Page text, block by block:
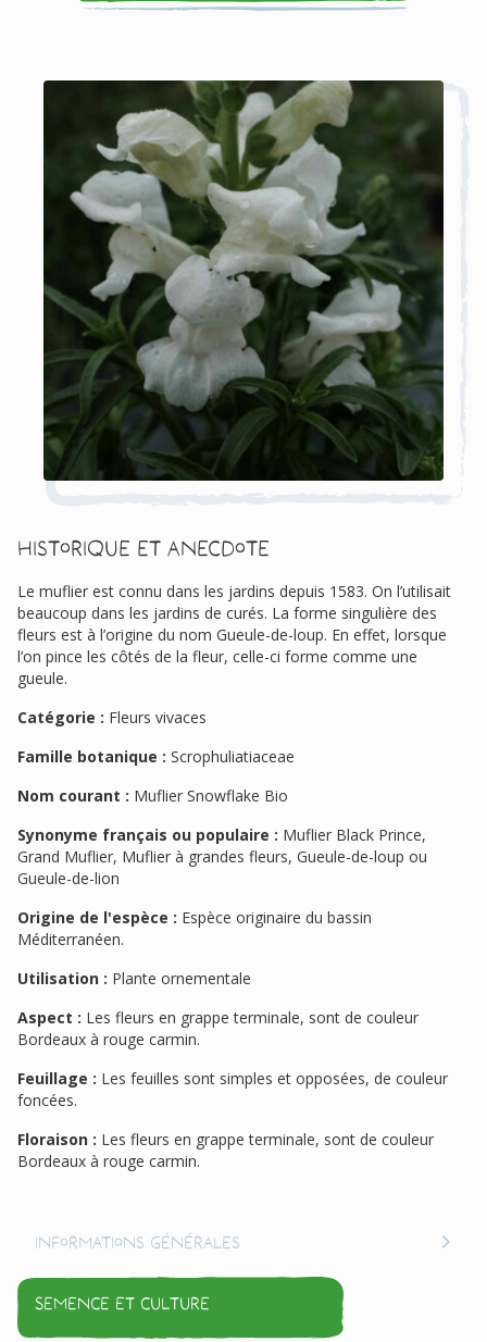
Historique et anecdote
Le muflier est connu dans les jardins depuis 1583. On l’utilisait
beaucoup dans les jardins de curés. La forme singulière des
fleurs est à l’origine du nom Gueule-de-loup. En effet, lorsque
l’on pince les côtés de la fleur, celle-ci forme comme une
gueule.
Catégorie : Fleurs vivaces
Famille botanique : Scrophuliatiaceae
Nom courant : Muflier Snowflake Bio
Synonyme français ou populaire : Muflier Black Prince,
Grand Muflier, Muflier à grandes fleurs, Gueule-de-loup ou
Gueule-de-lion
Origine de l'espèce : Espèce originaire du bassin
Méditerranéen.
Utilisation : Plante ornementale
Aspect : Les fleurs en grappe terminale, sont de couleur
Bordeaux à rouge carmin.
Feuillage : Les feuilles sont simples et opposées, de couleur
foncées.
Floraison : Les fleurs en grappe terminale, sont de couleur
Bordeaux à rouge carmin.
Informations générales
Semence et culture